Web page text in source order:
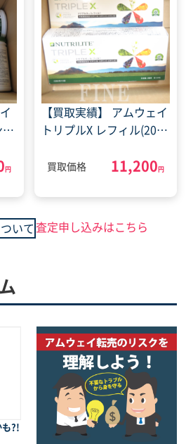
円
【買取実績】 アムウェイ
トリプルX レフィル(2023
買取価格 11,200円
いて査定申し込みはこちら
?!